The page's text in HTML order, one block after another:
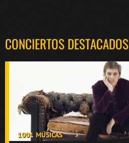
CONCIERTOS DESTACADOS
1001 MÚSICAS